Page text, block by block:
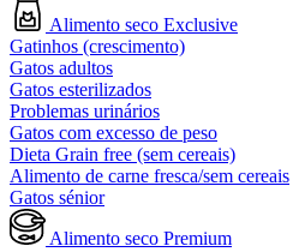
Alimento seco Exclusive
Gatinhos (crescimento)
Gatos adultos
Gatos esterilizados
Problemas urinários
Gatos com excesso de peso
Dieta Grain free (sem cereais)
Alimento de carne fresca/sem cereais
Gatos sénior
Alimento seco Premium